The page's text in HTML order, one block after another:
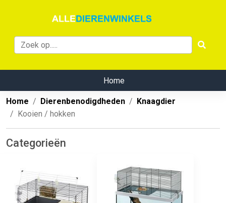
Home
Home Dierenbenodigdheden
Knaagdier
Kooien / hokken
Categorieën